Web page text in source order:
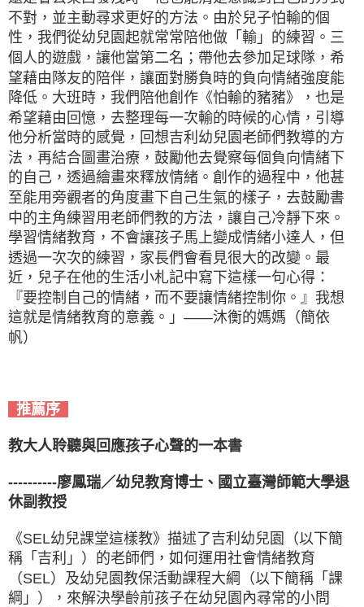
不對，並主動尋求更好的方法。 由於兒子怕輸的個
性，我們從幼兒園起就常常陪他做「輸」的練習。三
個人的遊戲，讓他當第二名；帶他去參加足球隊，希
望藉由隊友的陪伴，讓面對勝負時的負向情緒強度能
降低。大班時，我們陪他創作《怕輸的豬豬》，也是
希望藉由回憶，去整理每一次輸的時候的心情，引導
他分析當時的感覺，回想吉利幼兒園老師們教導的方
法，再結合圖畫治療，鼓勵他去覺察每個負向情緒下
的自己，透過繪畫來釋放情緒。創作的過程中，他甚
至能用旁觀者的角度畫下自己生氣的樣子，去鼓勵書
中的主角練習用老師們教的方法，讓自己冷靜下來。
學習情緒教育，不會讓孩子馬上變成情緒小達人，但
透過一次次的練習，家長們會看見很大的改變。最
近，兒子在他的生活小札記中寫下這樣一句心得：
『要控制自己的情緒，而不要讓情緒控制你。』我想
這就是情緒教育的意義。」——沐衡的媽媽（簡依
帆）
推薦序
教大人聆聽與回應孩子心聲的一本書
----------廖鳳瑞／幼兒教育博士、國立臺灣師範大學退
休副教授
《SEL幼兒課堂這樣教》描述了吉利幼兒園（以下簡
稱「吉利」）的老師們，如何運用社會情緒教育
（SEL）及幼兒園教保活動課程大綱（以下簡稱「課
綱」），來解決學齡前孩子在幼兒園內尋常的小問